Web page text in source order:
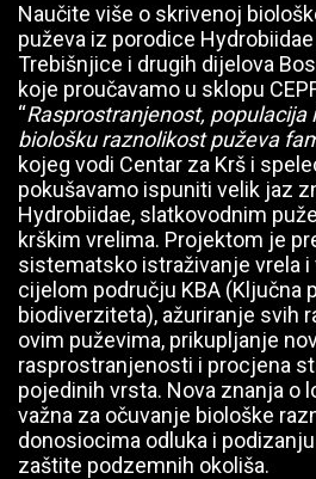
Naučite više o skrivenoj
puževa iz porodice
Trebišnjice i drugih dijelova
koje proučavamo u sklopu
“Rasprostranjenost, populacija
biološku raznolikost puževa
kojeg vodi Centar za Krš i
pokušavamo ispuniti velik jaz
Hydrobiidae, slatkovodnim
krškim vrelima. Projektom je
sistematsko istraživanje vrela i
cijelom području KBA (Ključna
biodiverziteta), ažuriranje svih
ovim puževima, prikupljanje
rasprostranjenosti i procjena
pojedinih vrsta. Nova znanja o
važna za očuvanje biološke
donosiocima odluka i
zaštite podzemnih okoliša.